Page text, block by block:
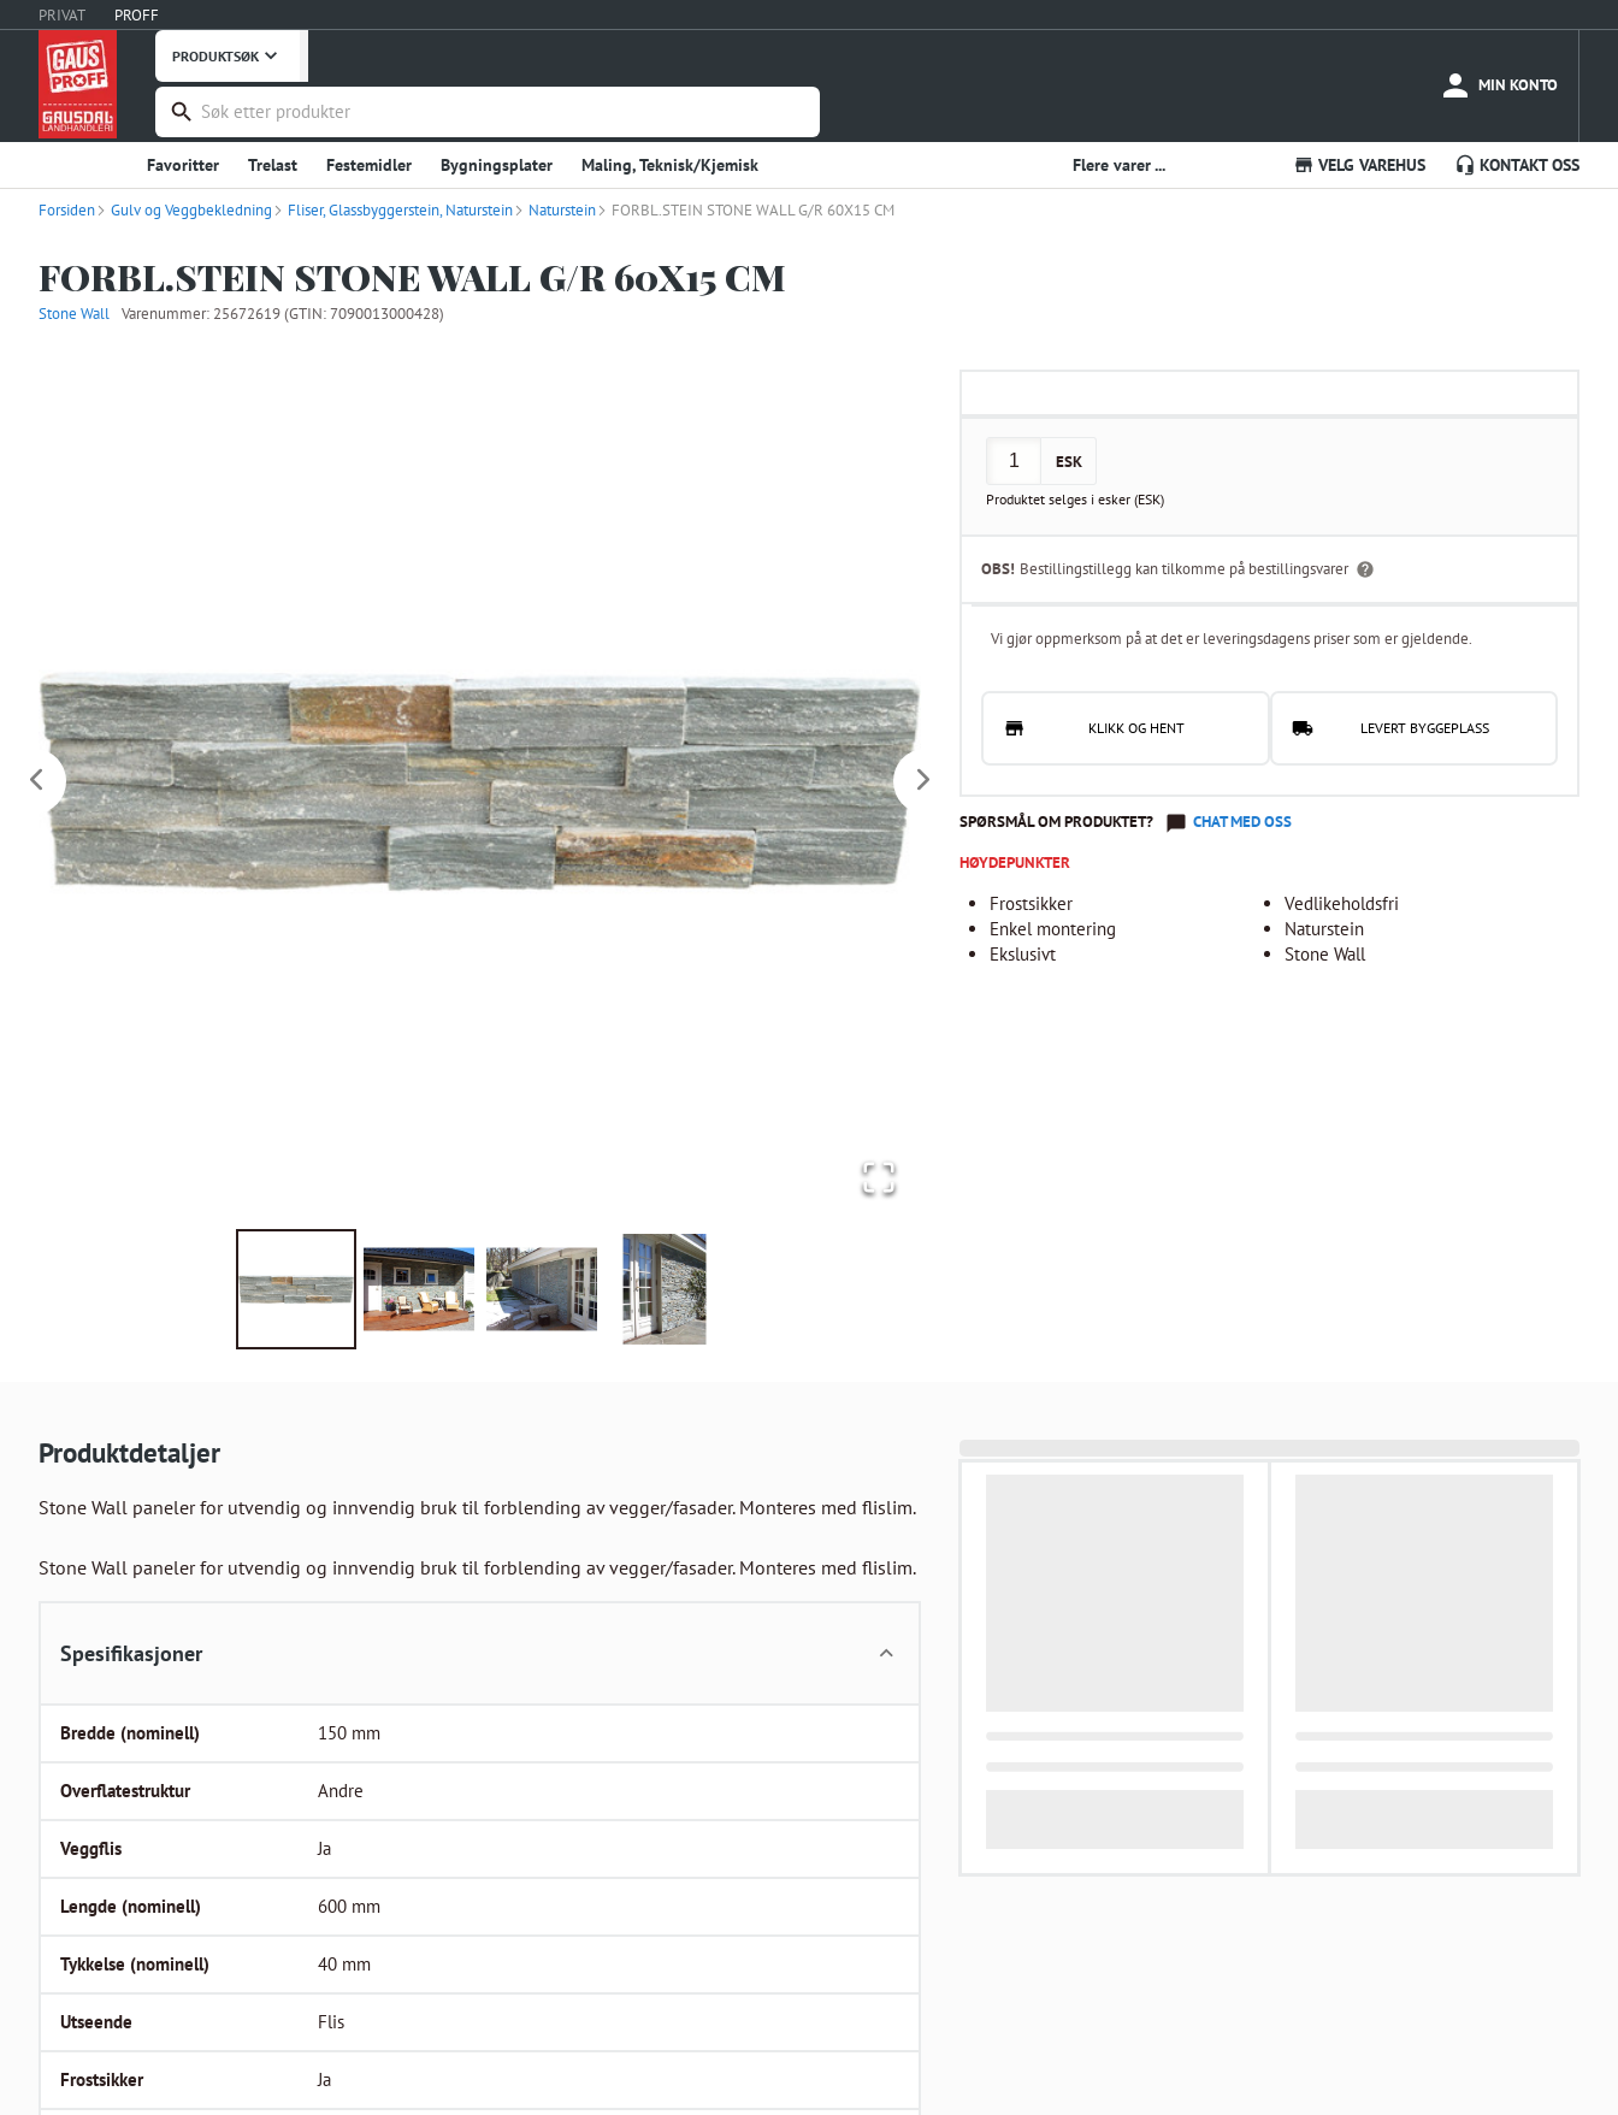
PRIVAT PROFF
PRODUKTSØK
MIN KONTO
Favoritter Trelast Festemidler Bygningsplater Maling, Teknisk/Kjemisk
Håndverktøy Maskiner, Verktøy Takprodukter Jernvare
Gulv og Veggbekledning
Flere varer ... VELG VAREHUS KONTAKT OSS
Forsiden Gulv og Veggbekledning Fliser, Glassbyggerstein, Naturstein Naturstein FORBL.STEIN STONE WALL G/R 60X15 CM
FORBL.STEIN STONE WALL G/R 60X15 CM
Stone Wall Varenummer: 25672619(GTIN: 7090013000428)
ESK
Produktet selges iesker (ESK)
OBS! Bestillingstillegg kan tilkomme på bestillingsvarer
Vi gjør oppmerksom på at det er leveringsdagens priser som er gjeldende.
KLIKK OG HENT LEVERT BYGGEPLASS
SPØRSMÅL OM PRODUKTET?
CHAT MED OSS
HØYDEPUNKTER
Frostsikker
Enkel montering
Ekslusivt
Vedlikeholdsfri
Naturstein
Stone Wall
Produktdetaljer
Stone Wall paneler for utvendig og innvendig bruk til forblending av vegger/fasader. Monteres med flislim.
Stone Wall paneler for utvendig og innvendig bruk til forblending av vegger/fasader. Monteres med flislim.
Spesifikasjoner
Bredde (nominell) 150 mm
Overflatestruktur Andre
Veggflis Ja
Lengde (nominell) 600 mm
Tykkelse (nominell) 40 mm
Utseende Flis
Frostsikker Ja